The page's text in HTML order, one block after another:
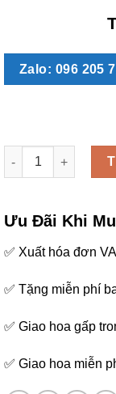
Zalo: 096 205
Bó hoa - B92 số
Ưu Đãi Khi
✅ Xuất hóa đơn
✅ Tặng miễn phí
✅ Giao hoa gấp
✅ Giao hoa miễn